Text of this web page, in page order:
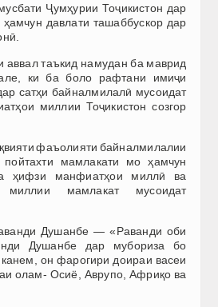
Ҷумҳурии Тоҷикистон дар
давлати ташаббускор дар
таъкид намудан ба маврид
ки ба боло рафтани имиҷи
сатҳи байналмилалӣ мусоидат
миллии Тоҷикистон созгор
фаъолияти байналмилалии
мамлакати мо ҳамчун
ҳифзи манфиатҳои миллӣ ва
мамлакат мусоидат
Душанбе — «Раванди оби
Душанбе дар мубориза бо
он фарогири доираи васеи
олам- Осиё, Аврупо, Африқо ва